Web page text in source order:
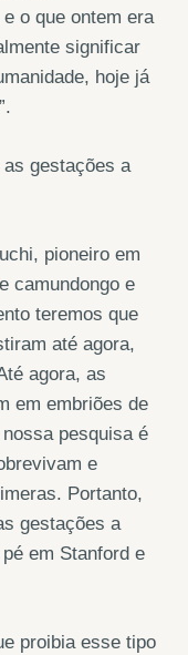
o que ontem era
significar
hoje já
gestações a
pioneiro em
camundongo e
teremos que
até agora,
agora, as
em embriões de
pesquisa é
e
Portanto,
gestações a
em Stanford e
proibia esse tipo